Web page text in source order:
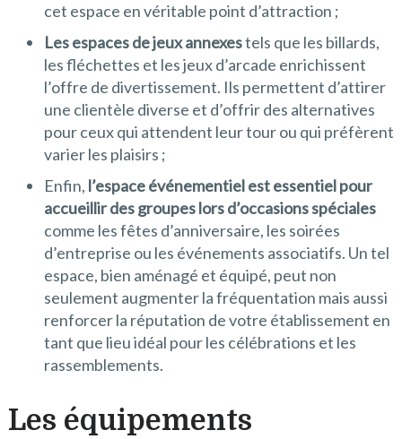
cet espace en véritable point d’attraction ;
Les espaces de jeux annexestels que les billards,
les fléchettes et les jeux d’arcade enrichissent
l’offre de divertissement. Ils permettent d’attirer
une clientèle diverse et d’offrir des alternatives
pour ceux qui attendent leur tour ou qui préfèrent
varier les plaisirs ;
Enfin, l’espace événementiel est essentiel pour
accueillir des groupes lors d’occasions spéciales
comme les fêtes d’anniversaire, les soirées
d’entreprise ou les événements associatifs. Un tel
espace, bien aménagé et équipé, peut non
seulement augmenter la fréquentation mais aussi
renforcer la réputation de votre établissement en
tant que lieu idéal pour les célébrations et les
rassemblements.
Les équipements